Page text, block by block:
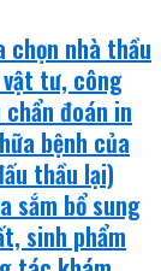
chọn nhà thầu
vật tư, công
đoán in
bệnh của
thầu lại)
sắm bổ sung
sinh phẩm